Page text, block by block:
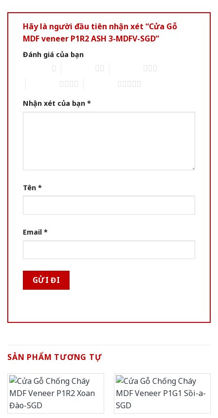
Hãy là người đầu tiên nhận xét “Cửa Gỗ
MDF veneer P1R2 ASH 3-MDFV-SGD”
Đánh giá của bạn
Nhận xét của bạn *
Tên *
Email *
SẢN PHẨM TƯƠNG TỰ